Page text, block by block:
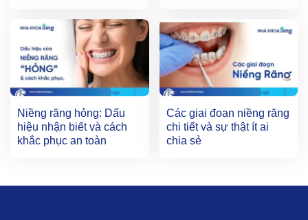
Niềng răng hỏng: Dấu
hiệu nhận biết và cách
khắc phục an toàn
Các giai đoạn niềng răng
chi tiết và sự thật ít ai
chia sẻ